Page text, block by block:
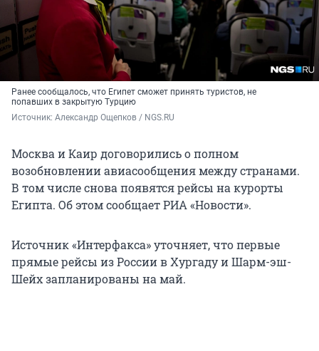
Ранее сообщалось, что Египет сможет принять туристов, не
попавших в закрытую Турцию
Источник: Александр Ощепков / NGS.RU
Москва и Каир договорились о полном
возобновлении авиасообщения между странами.
В том числе снова появятся рейсы на курорты
Египта. Об этом сообщает РИА «Новости».
Источник «Интерфакса» уточняет, что первые
прямые рейсы из России в Хургаду и Шарм-эш-
Шейх запланированы на май.